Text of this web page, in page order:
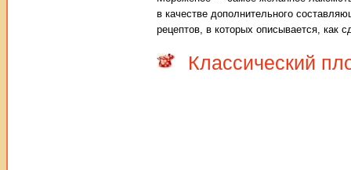
в качестве дополнительного
рецептов, в которых описывается, как
Классический